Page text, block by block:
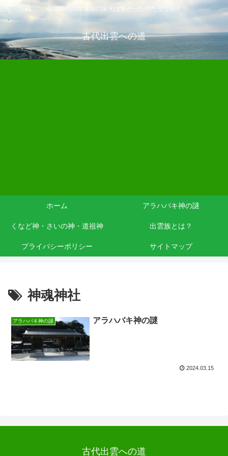
弥生時代の出雲族の栄光は無かったのだろうか？
古代出雲への道
ホーム アラハバキ神の謎
くなど神・さいの神・道祖神 出雲族とは？
プライバシーポリシー サイトマップ
神魂神社
アラハバキ神の謎 アラハバキ神の謎
2024.03.15
古代出雲への道